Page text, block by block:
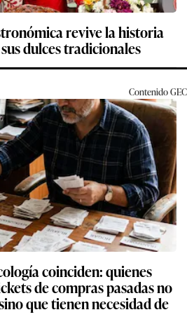
revive la historia
dulces tradicionales
ContenidoGEC
coinciden: quienes
de compras pasadas no
que tienen necesidad de